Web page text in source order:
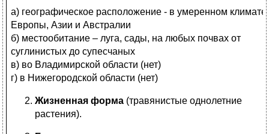
а) географическое расположение - в умеренном климате
Европы, Азии и Австралии
б) местообитание – луга, сады, на любых почвах от
суглинистых до супесчаных
в) во Владимирской области (нет)
г) в Нижегородской области (нет)
Жизненная форма (травянистые однолетние
растения).